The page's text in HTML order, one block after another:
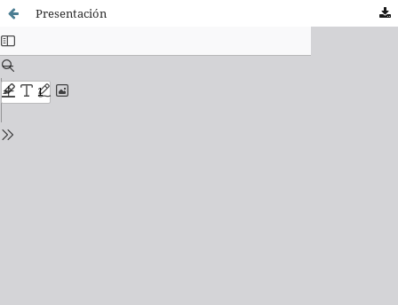
Presentación